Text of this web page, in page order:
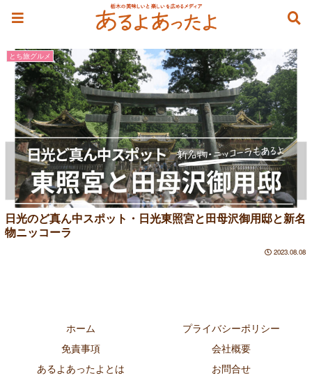
とち旅グルメ
日光のど真ん中スポット・日光東照宮と田母沢御用邸と新名
物ニッコーラ
2023.08.08
ホーム
プライバシーポリシー
免責事項
会社概要
あるよあったよとは
お問合せ